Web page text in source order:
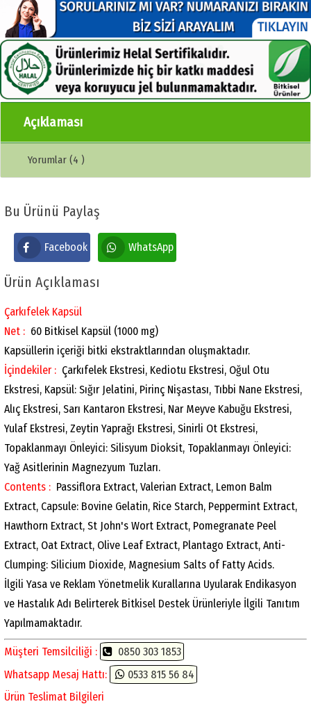
Açıklaması
Yorumlar (4 )
Bu Ürünü Paylaş
Facebook WhatsApp
Ürün Açıklaması
Çarkıfelek Kapsül
Net : 60 Bitkisel Kapsül (1000 mg)
Kapsüllerin içeriği bitki ekstraktlarından oluşmaktadır.
İçindekiler : Çarkıfelek Ekstresi, Kediotu Ekstresi, Oğul Otu
Ekstresi, Kapsül: Sığır Jelatini, Pirinç Nişastası, Tıbbi Nane Ekstresi,
Alıç Ekstresi, Sarı Kantaron Ekstresi, Nar Meyve Kabuğu Ekstresi,
Yulaf Ekstresi, Zeytin Yaprağı Ekstresi, Sinirli Ot Ekstresi,
Topaklanmayı Önleyici: Silisyum Dioksit, Topaklanmayı Önleyici:
Yağ Asitlerinin Magnezyum Tuzları.
Contents : Passiflora Extract, Valerian Extract, Lemon Balm
Extract, Capsule: Bovine Gelatin, Rice Starch, Peppermint Extract,
Hawthorn Extract, St John's Wort Extract, Pomegranate Peel
Extract, Oat Extract, Olive Leaf Extract, Plantago Extract, Anti-
Clumping: Silicium Dioxide, Magnesium Salts of Fatty Acids.
İlgili Yasa ve Reklam Yönetmelik Kurallarına Uyularak Endikasyon
ve Hastalık Adı Belirterek Bitkisel Destek Ürünleriyle İlgili Tanıtım
Yapılmamaktadır.
Müşteri Temsilciliği :
0850 303 1853
Whatsapp Mesaj Hattı:
0533 815 56 84
Ürün Teslimat Bilgileri